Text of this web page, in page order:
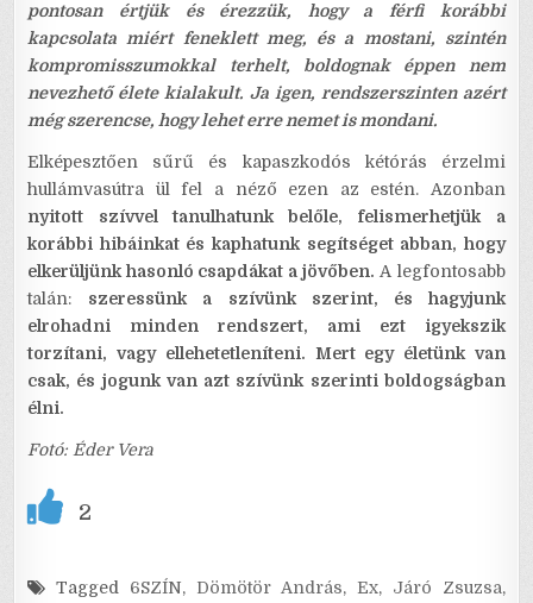
pontosan értjük és érezzük, hogy a férfi korábbi
kapcsolata miért feneklett meg, és a mostani, szintén
kompromisszumokkal terhelt, boldognak éppen nem
nevezhető élete kialakult. Ja igen, rendszerszinten azért
még szerencse, hogy lehet erre nemet is mondani.
Elképesztően sűrű és kapaszkodós kétórás érzelmi
hullámvasútra ül fel a néző ezen az estén. Azonban
nyitott szívvel tanulhatunk belőle, felismerhetjük a
korábbi hibáinkat és kaphatunk segítséget abban, hogy
elkerüljünk hasonló csapdákat a jövőben. A legfontosabb
talán: szeressünk a szívünk szerint, és hagyjunk
elrohadni minden rendszert, ami ezt igyekszik
torzítani, vagy ellehetetleníteni. Mert egy életünk van
csak, és jogunk van azt szívünk szerinti boldogságban
élni.
Fotó: Éder Vera
2
Tagged 6SZÍN, Dömötör András,Ex, Járó Zsuzsa,